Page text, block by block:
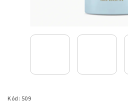
Kód: 509